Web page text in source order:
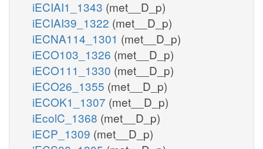
iECIAI1_1343 (met__D_p)
iECIAI39_1322 (met__D_p)
iECNA114_1301 (met__D_p)
iECO103_1326 (met__D_p)
iECO111_1330 (met__D_p)
iECO26_1355 (met__D_p)
iECOK1_1307 (met__D_p)
iEcolC_1368 (met__D_p)
iECP_1309 (met__D_p)